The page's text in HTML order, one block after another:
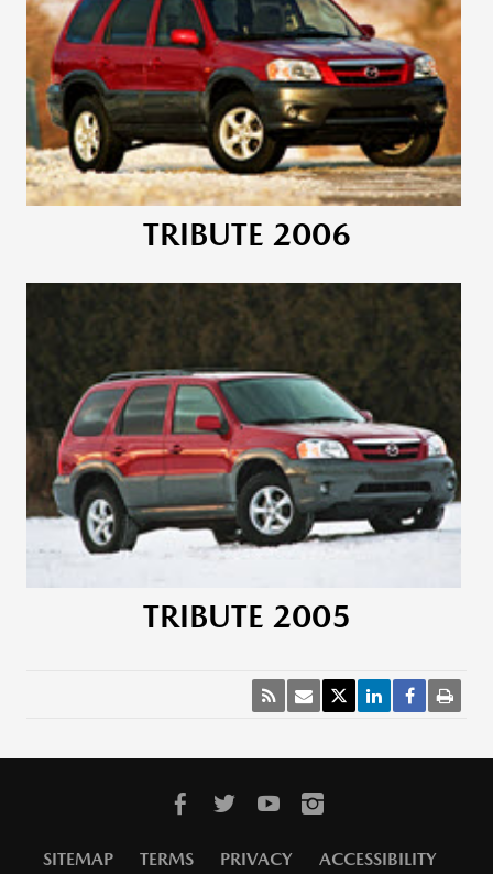
TRIBUTE 2006
TRIBUTE 2005
SITEMAP TERMS PRIVACY ACCESSIBILITY